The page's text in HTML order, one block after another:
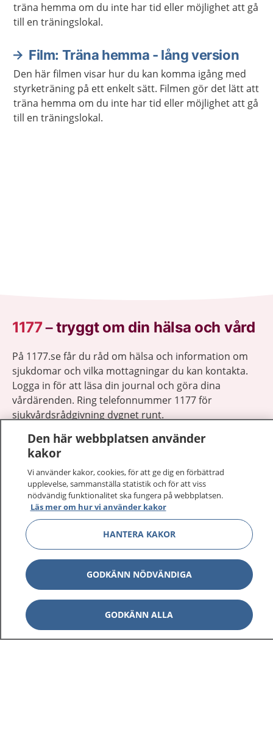
träna hemma om du inte har tid eller möjlighet att gå
till en träningslokal.
Film: Träna hemma - lång version
Den här filmen visar hur du kan komma igång med
styrketräning på ett enkelt sätt. Filmen gör det lätt att
träna hemma om du inte har tid eller möjlighet att gå
till en träningslokal.
1177–tryggt om din hälsa och vård
På 1177.se får du råd om hälsa och information om
sjukdomar och vilka mottagningar du kan kontakta.
Logga in för att läsa din journal och göra dina
vårdärenden. Ring telefonnummer 1177 för
sjukvårdsrådgivning dygnet runt.
1177 på flera språk
Om 1177 Visa
Kontakt Visa
Behandling av personuppgifter
Den här webbplatsen använder
kakor
Vi använder kakor, cookies, för att ge dig en förbättrad
upplevelse, sammanställa statistik och för att viss
nödvändig funktionalitet ska fungera på webbplatsen.
Läs mer om hur vi använder kakor
HANTERA KAKOR
GODKÄNN NÖDVÄNDIGA
GODKÄNN ALLA